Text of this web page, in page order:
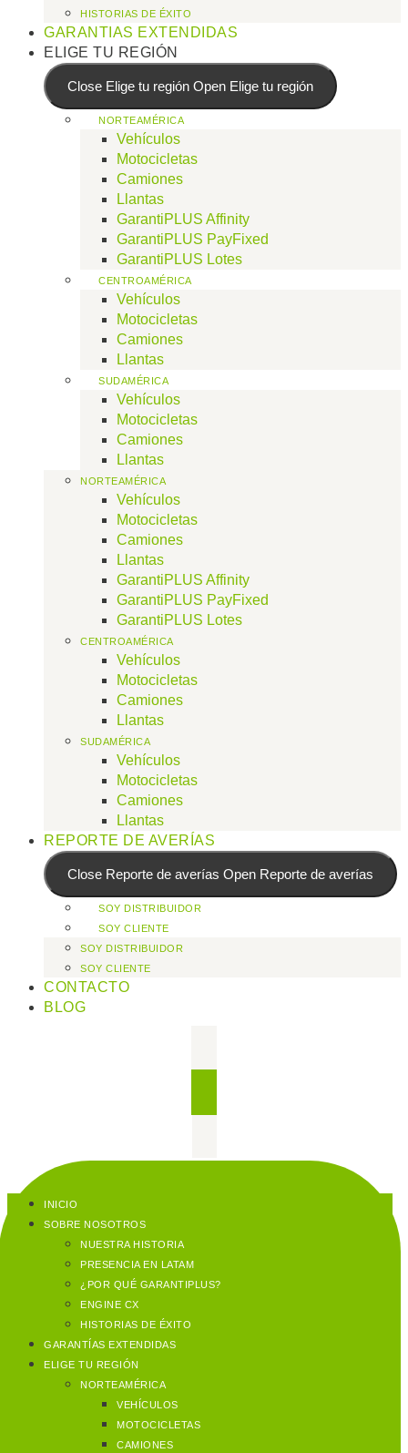
HISTORIAS DE ÉXITO
GARANTIAS EXTENDIDAS
ELIGE TU REGIÓN
Close Elige tu región Open Elige tu región
NORTEAMÉRICA
Vehículos
Motocicletas
Camiones
Llantas
GarantiPLUS Affinity
GarantiPLUS PayFixed
GarantiPLUS Lotes
CENTROAMÉRICA
Vehículos
Motocicletas
Camiones
Llantas
SUDAMÉRICA
Vehículos
Motocicletas
Camiones
Llantas
NORTEAMÉRICA
Vehículos
Motocicletas
Camiones
Llantas
GarantiPLUS Affinity
GarantiPLUS PayFixed
GarantiPLUS Lotes
CENTROAMÉRICA
Vehículos
Motocicletas
Camiones
Llantas
SUDAMÉRICA
Vehículos
Motocicletas
Camiones
Llantas
REPORTE DE AVERÍAS
Close Reporte de averías Open Reporte de averías
SOY DISTRIBUIDOR
SOY CLIENTE
SOY DISTRIBUIDOR
SOY CLIENTE
CONTACTO
BLOG
INICIO
SOBRE NOSOTROS
NUESTRA HISTORIA
PRESENCIA EN LATAM
¿POR QUÉ GARANTIPLUS?
ENGINE CX
HISTORIAS DE ÉXITO
GARANTÍAS EXTENDIDAS
ELIGE TU REGIÓN
NORTEAMÉRICA
VEHÍCULOS
MOTOCICLETAS
CAMIONES